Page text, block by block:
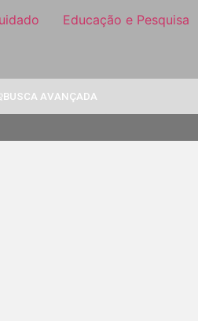
Educação e Pesquisa
BUSCA AVANÇADA